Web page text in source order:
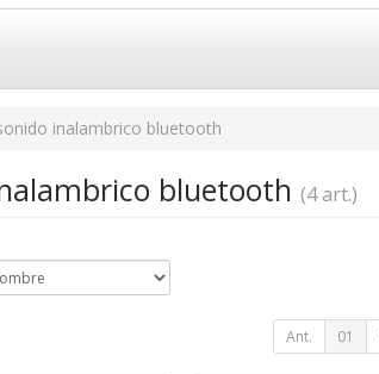
inalambrico bluetooth
bluetooth (4 art.)
Ant. 01